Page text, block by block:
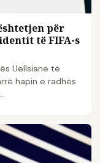
për
të FIFA-s
Uellsiane të
hapin e radhës